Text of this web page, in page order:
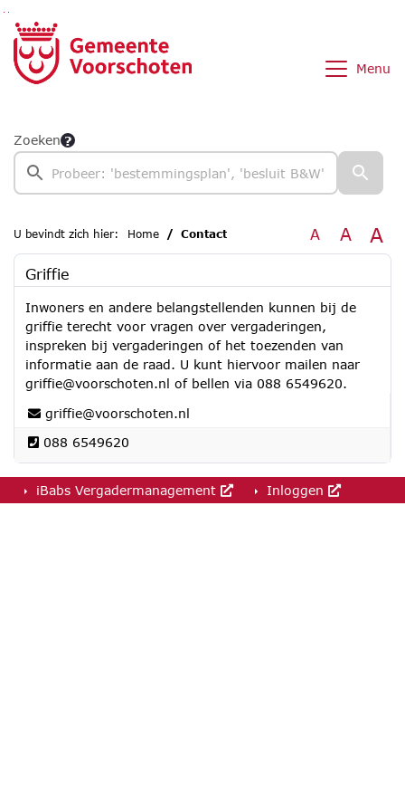
Ga naar de inhoud van deze pagina
Ga naar het zoeken
Ga naar het menu
Menu
Zoeken
U bevindt zich hier: Home Contact A A A
Griffie
Inwoners en andere belangstellenden kunnen bij de
griffie terecht voor vragen over vergaderingen,
inspreken bij vergaderingen of het toezenden van
informatie aan de raad. U kunt hiervoor mailen naar
griffie@voorschoten.nl of bellen via 088 6549620.
griffie@voorschoten.nl
088 6549620
iBabs Vergadermanagement Inloggen